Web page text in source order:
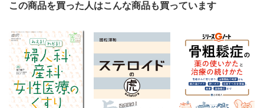
・食事で気をつけることはありますか？（松井 利浩）
えびさんぽ
関節リウマチに対してJAK阻害薬は効果がありますか？
（青島 周一）
くすりのかたち外伝 わかる！ 使える！ まいにち薬会話
〈第15回〉「血中濃度が上がります」（前編）
（浅井 考介 柴田 奈央）
この商品を買った人はこんな商品も買っています